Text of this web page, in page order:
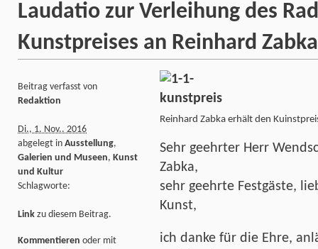
Laudatio zur Verleihung des
Kunstpreises an Reinhard Zabka
Reinhard Zabka erhält den
Sehr geehrter Herr
Zabka,
sehr geehrte Festgäste,
Kunst,
ich danke für die Ehre,
Beitrag verfasst von
Redaktion
Di., 1. Nov.. 2016
abgelegt in Ausstellung,
Galerien und Museen, Kunst
und Kultur
Schlagworte:
Link zu diesem Beitrag.
Kommentieren oder mit